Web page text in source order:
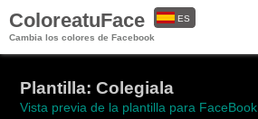
ColoreatuFace
Cambia los colores de Facebook
ES
Plantilla: Colegiala
Vista previa de la plantilla para FaceBook